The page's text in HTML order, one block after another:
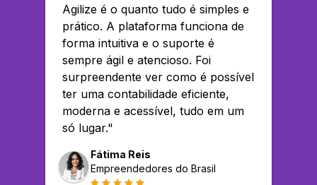
Agilize é o quanto tudo é simples e
prático. A plataforma funciona de
forma intuitiva e o suporte é
sempre ágil e atencioso. Foi
surpreendente ver como é possível
ter uma contabilidade eficiente,
moderna e acessível, tudo em um
só lugar."
Fátima Reis
Empreendedores do Brasil